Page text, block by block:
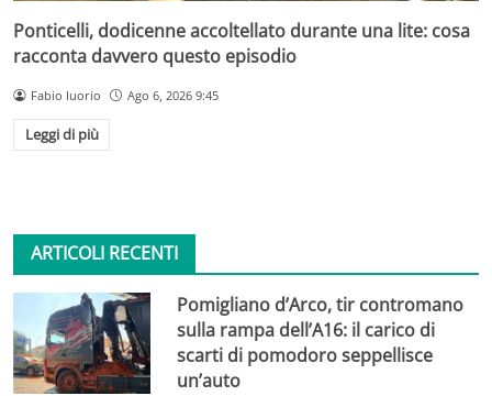
Ponticelli, dodicenne accoltellato durante una lite: cosa
racconta davvero questo episodio
Fabio Iuorio Ago 6, 2026 9:45
Leggi di più
ARTICOLI RECENTI
Pomigliano d’Arco, tir contromano
sulla rampa dell’A16: il carico di
scarti di pomodoro seppellisce
un’auto